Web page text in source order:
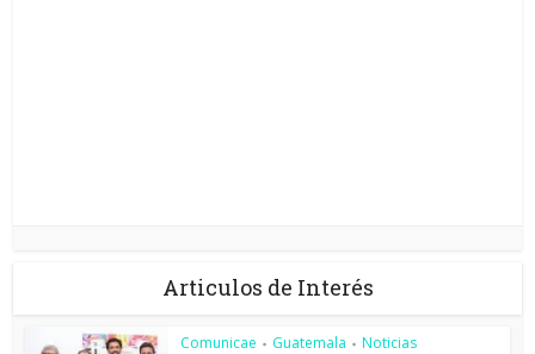
Articulos de Interés
Comunicae • Guatemala • Noticias